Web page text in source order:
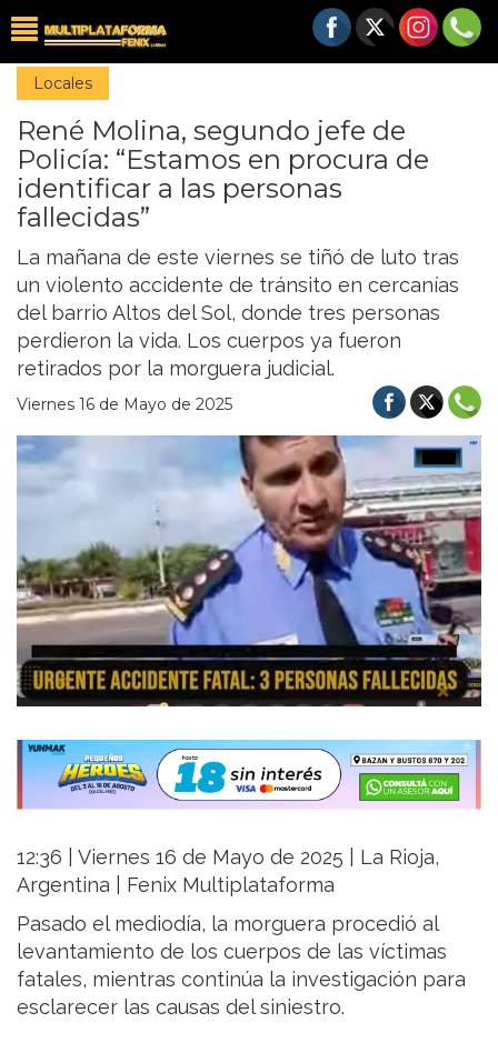
Locales
René Molina, segundo jefe de
Policía: “Estamos en procura de
identificar a las personas
fallecidas”
La mañana de este viernes se tiñó de luto tras
un violento accidente de tránsito en cercanías
del barrio Altos del Sol, donde tres personas
perdieron la vida. Los cuerpos ya fueron
retirados por la morguera judicial.
Viernes 16 de Mayo de 2025
12:36 | Viernes 16 de Mayo de 2025 | La Rioja,
Argentina | Fenix Multiplataforma
Pasado el mediodía, la morguera procedió al
levantamiento de los cuerpos de las víctimas
fatales, mientras continúa la investigación para
esclarecer las causas del siniestro.